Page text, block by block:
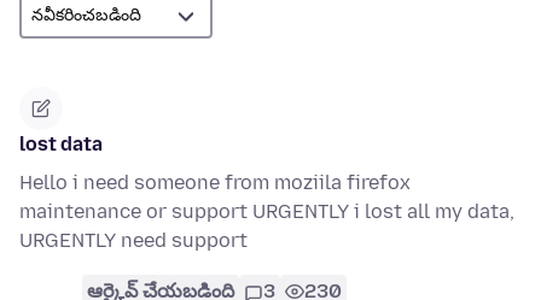
lost data
Hello i need someone from moziila firefox
maintenance or support URGENTLY i lost all my data,
URGENTLY need support
ఆర్కైవ్ చేయబడింది 3 230